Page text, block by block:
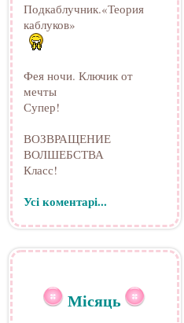
Подкаблучник.«Теория
каблуков»
Фея ночи. Ключик от
мечты
Супер!
ВОЗВРАЩЕНИЕ
ВОЛШЕБСТВА
Класс!
Усі коментарі...
Місяць